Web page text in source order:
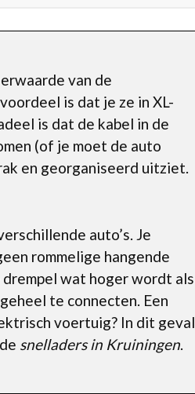
van de
is dat je ze in XL-
is dat de kabel in de
(of je moet de auto
en georganiseerd uitziet.
auto’s. Je
rommelige hangende
wat hoger wordt als
te connecten. Een
voertuig? In dit geval
snelladers in Kruiningen